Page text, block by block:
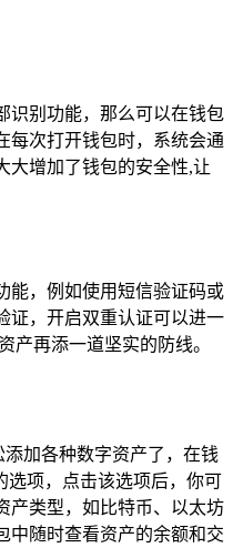
识别功能，那么可以在钱包
每次打开钱包时，系统会通
大增加了钱包的安全性,让
能，例如使用短信验证码或
证，开启双重认证可以进一
产再添一道坚实的防线。
加各种数字资产了，在钱
选项，点击该选项后，你可
产类型，如比特币、以太坊
中随时查看资产的余额和交